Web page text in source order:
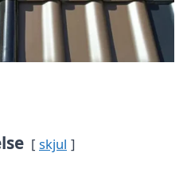
skjul